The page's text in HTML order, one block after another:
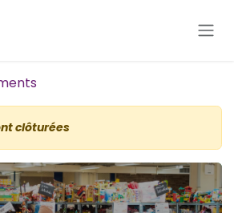
clôturées